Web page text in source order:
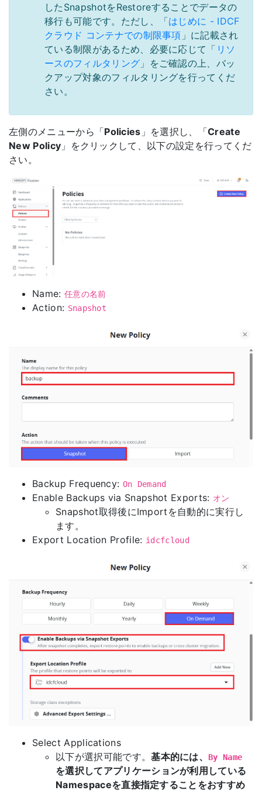
したSnapshotをRestoreすることでデータの
移行も可能です。ただし、「はじめに - IDCF
クラウド コンテナでの制限事項 」に記載され
ている制限があるため、必要に応じて「 リソ
ースのフィルタリング 」をご確認の上、バッ
クアップ対象のフィルタリングを行ってくだ
さい。
左側のメニューから「Policies 」を選択し、「Create
New Policy 」をクリックして、以下の設定を行ってくだ
さい。
Name: 任意の名前
Action: Snapshot
Backup Frequency: On Demand
Enable Backups via Snapshot Exports: オン
Snapshot取得後にImportを自動的に実行し
ます。
Export Location Profile: idcfcloud
Select Applications
以下が選択可能です。基本的には、By Name
を選択してアプリケーションが利用している
Namespaceを直接指定することをおすすめ